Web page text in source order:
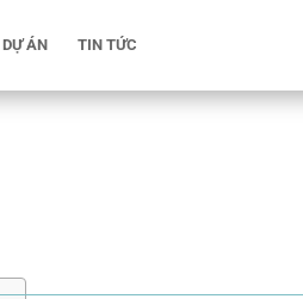
DỰ ÁN TIN TỨC